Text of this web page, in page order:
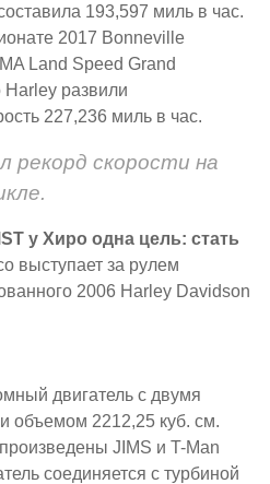
193,597 миль в час.
2017 Bonneville
Land Speed Grand
развили
227,236 миль в час.
рекорд скорости на
у Хиро одна цель: стать
выступает за рулем
2006 Harley Davidson
двигатель с двумя
объемом 2212,25 куб. см.
JIMS и T-Man
соединяется с турбиной